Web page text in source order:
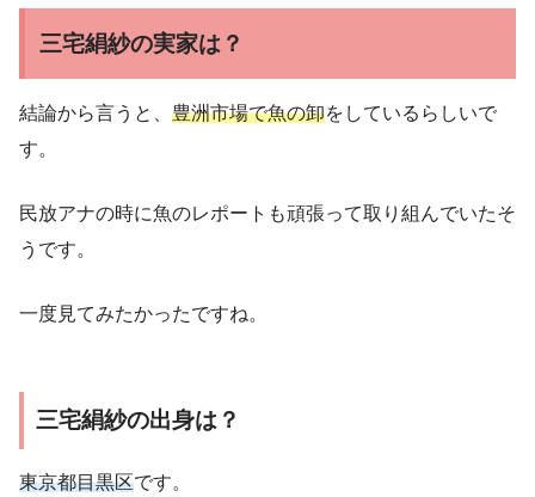
三宅絹紗の実家は？
結論から言うと、 豊洲市場で魚の卸をしているらしいで
す。
民放アナの時に魚のレポートも頑張って取り組んでいたそ
うです。
一度見てみたかったですね。
三宅絹紗の出身は？
東京都目黒区です。